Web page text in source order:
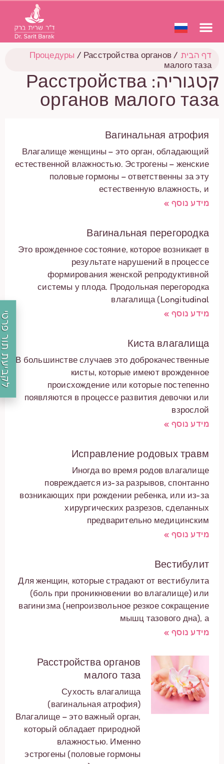
לקביעת תור פרטי
דף הבית /
Процедуры / Расстройства органов
малого таза
קטגוריה: Расстройства
органов малого таза
Вагинальная атрофия
Влагалище женщины – это орган, обладающий
естественной влажностью. Эстрогены – женские
половые гормоны – ответственны за эту
естественную влажность, и
מידע נוסף »
Вагинальная перегородка
Это врожденное состояние, которое возникает в
результате нарушений в процессе
формирования женской репродуктивной
системы у плода. Продольная перегородка
влагалища (Longitudinal
מידע נוסף »
Киста влагалища
В большинстве случаев это доброкачественные
кисты, которые имеют врожденное
происхождение или которые постепенно
появляются в процессе развития девочки или
взрослой
מידע נוסף »
Исправление родовых травм
Иногда во время родов влагалище
повреждается из-за разрывов, спонтанно
возникающих при рождении ребенка, или из-за
хирургических разрезов, сделанных
предварительно медицинским
מידע נוסף »
Вестибулит
Для женщин, которые страдают от вестибулита
(боль при проникновении во влагалище) или
вагинизма (непроизвольное резкое сокращение
мышц тазового дна), а
מידע נוסף »
Расстройства органов
малого таза
Сухость влагалища
(вагинальная атрофия)
Влагалище – это важный орган,
который обладает природной
влажностью. Именно
эстрогены (половые гормоны